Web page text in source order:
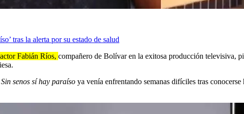
tras la alerta por su estado de salud
Fabián Ríos, compañero de Bolívar en la exitosa producción televisiva,
Sin senos sí hay paraíso ya venía enfrentando semanas difíciles tras